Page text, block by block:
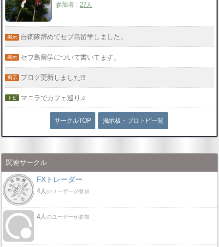
参加者： 27人
自衛隊辞めてセブ島留学しました。
セブ島留学について書いてます。
ブログ更新しました!!!
マニラでカフェ巡り♫
サークルTOP 掲示板・ブロトピ一覧
関連サークル
FXトレーダー
4人のユーザーが参加
4人のユーザーが参加